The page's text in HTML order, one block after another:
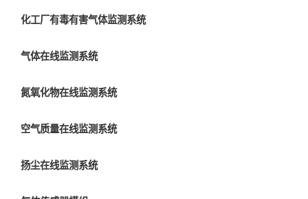
化工厂有毒有害气体监测系统
气体在线监测系统
氮氧化物在线监测系统
空气质量在线监测系统
扬尘在线监测系统